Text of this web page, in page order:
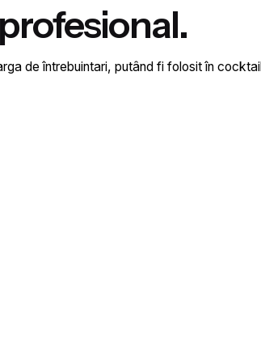
de întrebuintari, putând fi folosit în